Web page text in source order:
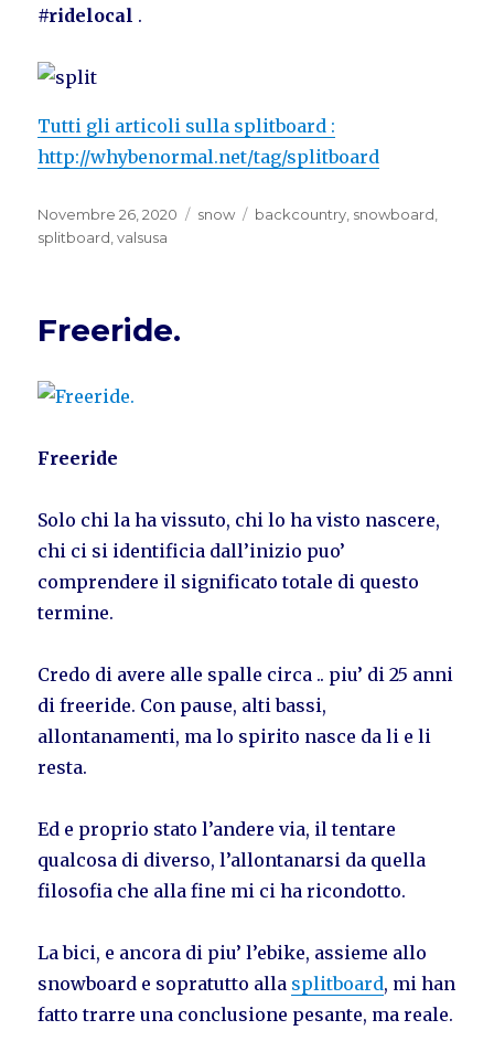
#ridelocal .
Tutti gli articoli sulla splitboard :
http://whybenormal.net/tag/splitboard
Pubblicato
il
Novembre 26, 2020 Categorie
snow Tag
backcountry snowboard
splitboard ,valsusa
Freeride.
Freeride
Solo chi la ha vissuto, chi lo ha visto nascere,
chi ci si identificia dall’inizio puo’
comprendere il significato totale di questo
termine.
Credo di avere alle spalle circa .. piu’ di 25 anni
di freeride. Con pause, alti bassi,
allontanamenti, ma lo spirito nasce da li e li
resta.
Ed e proprio stato l’andere via, il tentare
qualcosa di diverso, l’allontanarsi da quella
filosofia che alla fine mi ci ha ricondotto.
La bici, e ancora di piu’ l’ebike, assieme allo
snowboard e sopratutto alla splitboard, mi han
fatto trarre una conclusione pesante, ma reale.